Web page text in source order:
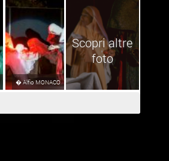
�Alfio MONACO
Scopri altre
foto